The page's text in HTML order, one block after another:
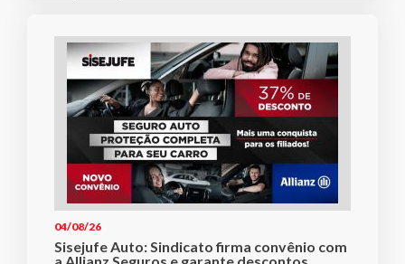
04/08/26
Sisejufe Auto: Sindicato firma convênio com